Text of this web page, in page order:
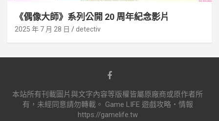
《偶像大師》系列公開 20 周年紀念影片
2025 年 7 月 28 日 detectiv
本站所有刊載圖片與文字內容等版權皆屬原廠商或原作者所
有，未經同意請勿轉載。 Game LIFE 遊戲攻略‧情報
https://gamelife.tw